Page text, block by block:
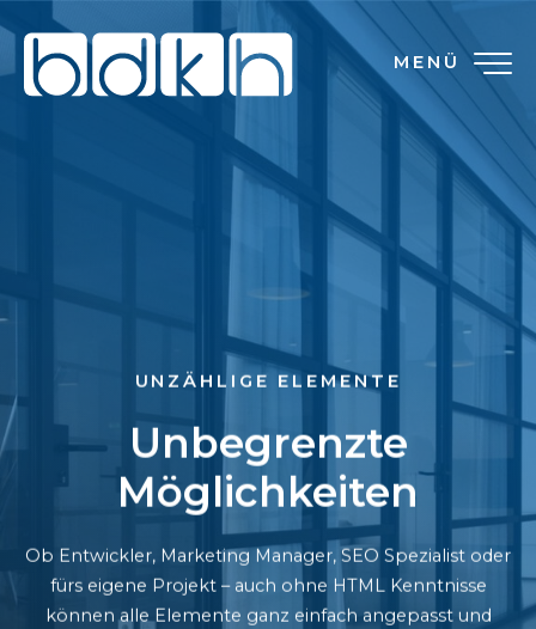
MENÜ
UNZÄHLIGE ELEMENTE
Unbegrenzte
Möglichkeiten
Ob Entwickler, Marketing Manager, SEO Spezialist oder
fürs eigene Projekt – auch ohne HTML Kenntnisse
können alle Elemente ganz einfach angepasst und